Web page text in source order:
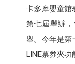
卡多摩嬰童館
第七屆舉辦
舉。今年是第
LINE票券夾